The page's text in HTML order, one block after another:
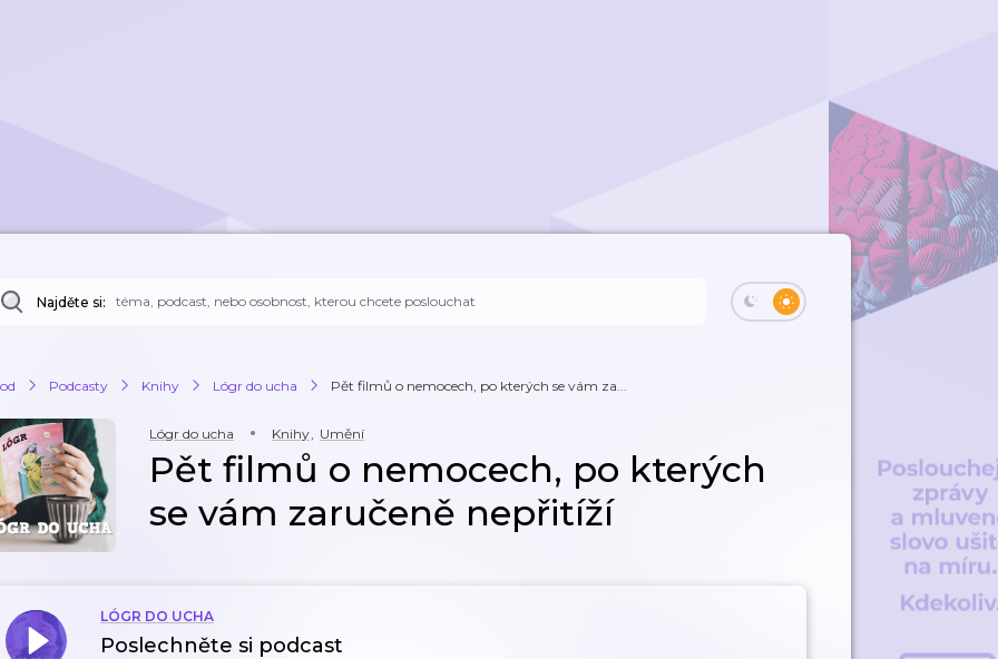
Najděte si:
Podcasty Knihy Lógr do ucha Pět filmů o nemocech, po kterých se vám za...
Lógr do ucha Knihy, Umění
Pět filmů o nemocech, po kterých
se vám zaručeně nepřitíží
LÓGR DO UCHA
Poslechněte si podcast